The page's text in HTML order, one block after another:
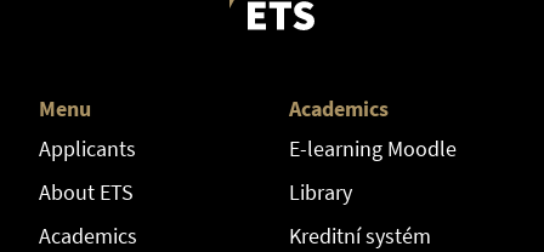
Menu
Applicants
About ETS
Academics
Academics
E-learning Moodle
Library
Kreditní systém